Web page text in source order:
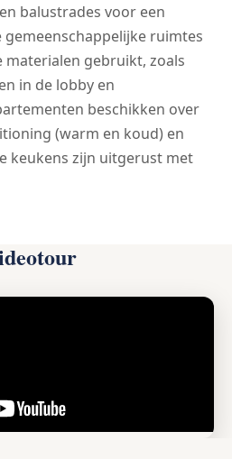
balustrades voor een
ruimtes
gebruikt, zoals
in de lobby en
beschikken over
(warm en koud) en
keukens zijn uitgerust met